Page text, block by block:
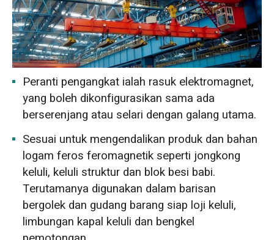
Peranti pengangkat ialah rasuk elektromagnet,
yang boleh dikonfigurasikan sama ada
berserenjang atau selari dengan galang utama.
Sesuai untuk mengendalikan produk dan bahan
logam feros feromagnetik seperti jongkong
keluli, keluli struktur dan blok besi babi.
Terutamanya digunakan dalam barisan
bergolek dan gudang barang siap loji keluli,
limbungan kapal keluli dan bengkel